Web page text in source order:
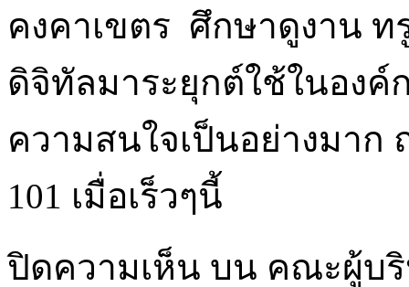
คงคาเขตร ศึกษาดูงาน
ดิจิทัลมาระยุกต์ใช้ในองค์
ความสนใจเป็นอย่างมาก
101 เมื่อเร็วๆนี้
ปิดความเห็น บน คณะผู้บริ